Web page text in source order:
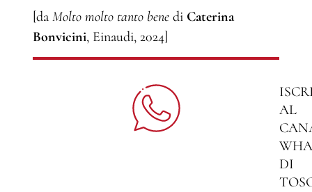
[da Molto molto tanto bene di Caterina
Bonvicini, Einaudi, 2024]
AL
DI